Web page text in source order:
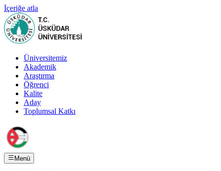
İçeriğe atla
Üniversitemiz
Akademik
Araştırma
Öğrenci
Kalite
Aday
Toplumsal Katkı
Menü